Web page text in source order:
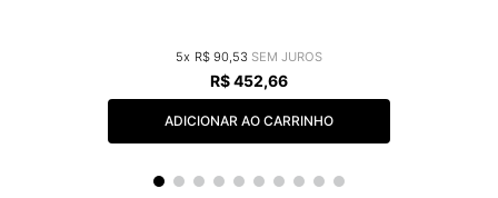
5 R$ 90 53
R$452,66
ADICIONAR AO CARRINHO